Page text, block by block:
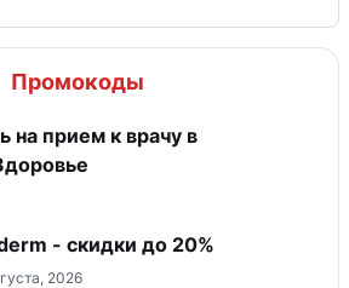
Промокоды
на прием к врачу в
- скидки до 20%
2026